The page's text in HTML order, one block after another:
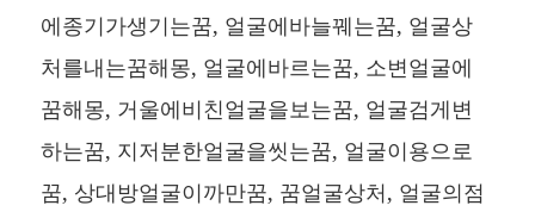
에종기가생기는꿈, 얼굴에바늘꿰는꿈, 얼굴상
처를내는꿈해몽, 얼굴에바르는꿈, 소변얼굴에
꿈해몽, 거울에비친얼굴을보는꿈, 얼굴검게변
하는꿈, 지저분한얼굴을씻는꿈, 얼굴이용으로
꿈, 상대방얼굴이까만꿈, 꿈얼굴상처, 얼굴의점